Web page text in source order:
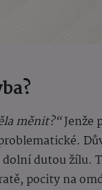
měnit?“Jenže
dutou žílu.
pocity na